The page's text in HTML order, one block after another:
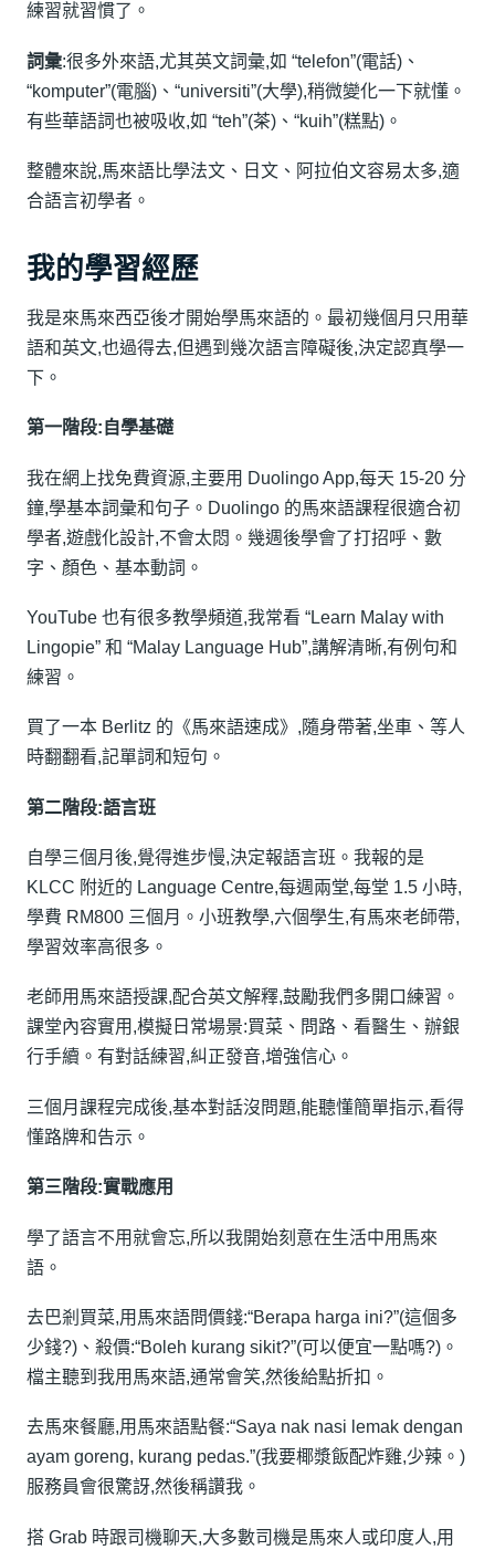
練習就習慣了。
詞彙:很多外來語,尤其英文詞彙,如 “telefon”(電話)、
“komputer”(電腦)、“universiti”(大學),稍微變化一下就懂。
有些華語詞也被吸收,如 “teh”(茶)、“kuih”(糕點)。
整體來說,馬來語比學法文、日文、阿拉伯文容易太多,適
合語言初學者。
我的學習經歷
我是來馬來西亞後才開始學馬來語的。最初幾個月只用華
語和英文,也過得去,但遇到幾次語言障礙後,決定認真學一
下。
第一階段:自學基礎
我在網上找免費資源,主要用 Duolingo App,每天 15-20 分
鐘,學基本詞彙和句子。Duolingo 的馬來語課程很適合初
學者,遊戲化設計,不會太悶。幾週後學會了打招呼、數
字、顏色、基本動詞。
YouTube 也有很多教學頻道,我常看 “Learn Malay with
Lingopie” 和 “Malay Language Hub”,講解清晰,有例句和
練習。
買了一本 Berlitz 的《馬來語速成》,隨身帶著,坐車、等人
時翻翻看,記單詞和短句。
第二階段:語言班
自學三個月後,覺得進步慢,決定報語言班。我報的是
KLCC 附近的 Language Centre,每週兩堂,每堂 1.5 小時,
學費 RM800 三個月。小班教學,六個學生,有馬來老師帶,
學習效率高很多。
老師用馬來語授課,配合英文解釋,鼓勵我們多開口練習。
課堂內容實用,模擬日常場景:買菜、問路、看醫生、辦銀
行手續。有對話練習,糾正發音,增強信心。
三個月課程完成後,基本對話沒問題,能聽懂簡單指示,看得
懂路牌和告示。
第三階段:實戰應用
學了語言不用就會忘,所以我開始刻意在生活中用馬來
語。
去巴剎買菜,用馬來語問價錢:“Berapa harga ini?”(這個多
少錢?)、殺價:“Boleh kurang sikit?”(可以便宜一點嗎?)。
檔主聽到我用馬來語,通常會笑,然後給點折扣。
去馬來餐廳,用馬來語點餐:“Saya nak nasi lemak dengan
ayam goreng, kurang pedas.”(我要椰漿飯配炸雞,少辣。)
服務員會很驚訝,然後稱讚我。
搭 Grab 時跟司機聊天,大多數司機是馬來人或印度人,用